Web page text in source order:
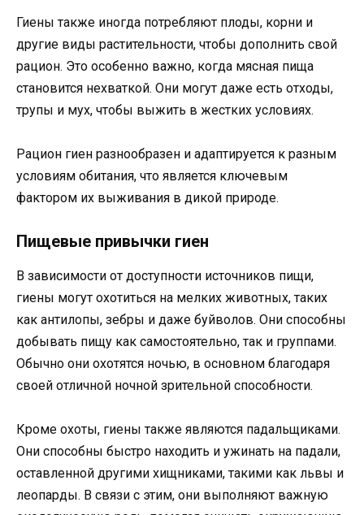
Гиены также иногда потребляют плоды, корни и
другие виды растительности, чтобы дополнить свой
рацион. Это особенно важно, когда мясная пища
становится нехваткой. Они могут даже есть отходы,
трупы и мух, чтобы выжить в жестких условиях.
Рацион гиен разнообразен и адаптируется к разным
условиям обитания, что является ключевым
фактором их выживания в дикой природе.
Пищевые привычки гиен
В зависимости от доступности источников пищи,
гиены могут охотиться на мелких животных, таких
как антилопы, зебры и даже буйволов. Они способны
добывать пищу как самостоятельно, так и группами.
Обычно они охотятся ночью, в основном благодаря
своей отличной ночной зрительной способности.
Кроме охоты, гиены также являются падальщиками.
Они способны быстро находить и ужинать на падали,
оставленной другими хищниками, такими как львы и
леопарды. В связи с этим, они выполняют важную